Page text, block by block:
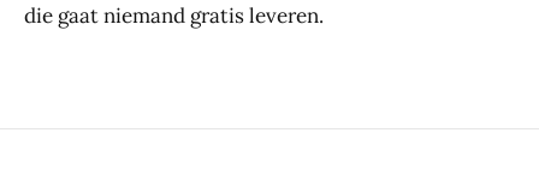
die gaat niemand gratis leveren.